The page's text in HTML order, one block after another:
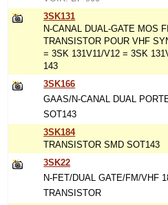
3SK131
N-CANAL DUAL-GATE MOS
TRANSISTOR POUR VHF
= 3SK 131V11/V12 = 3SK
143
3SK166
GAAS/N-CANAL DUAL
SOT143
3SK184
TRANSISTOR SMD SOT143
3SK22
N-FET/DUAL GATE/FM/VHF
TRANSISTOR